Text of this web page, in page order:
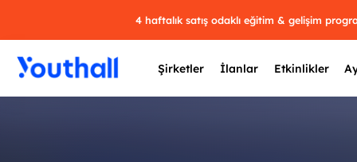
4 haftalık satış odaklı eğitim & gelişim
Şirketler İlanlar Etkinlikler